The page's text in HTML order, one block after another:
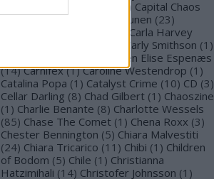
) Capital Chaos
TV (1) Capri (1 Capri Virkkunen (23)
Carla Harvey
Carly Smithson (1 )
Carmen Elise Espenæs
(14) Carnifex (1) Caroline Westendrop (1 )
Catalina Popa (1 ) Catalyst Crime (10) CD (3)
Cellar Darling (8) Chad Gilbert (1 ) Chaoszine
(1 ) Charlie Benante (8) Charlotte Wessels
(85) Chase The Comet (1 ) Chena Roxx (3)
Chester Bennington (5) Chiara Malvestiti
(24) Chiara Tricarico (11 ) Chibi (1 ) Children
of Bodom (5) Chile (1 ) Christianna
Hatzimihali (14) Christofer Johnsson (1 )